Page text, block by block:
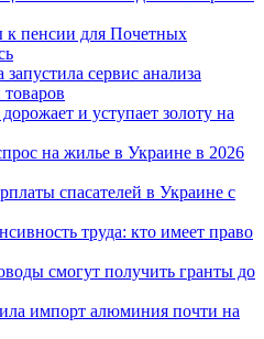
к пенсии для Почетных
сервис анализа
и уступает золоту на
на жилье в Украине в 2026
спасателей в Украине с
труда: кто имеет право
смогут получить гранты до
импорт алюминия почти на